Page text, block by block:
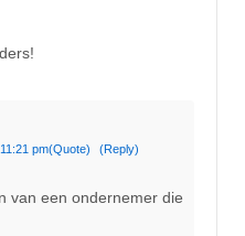
pm(Quote) (Reply)
van een ondernemer die